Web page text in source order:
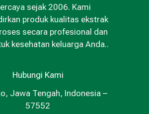
sejak 2006. Kami
produk kualitas ekstrak
secara profesional dan
kesehatan keluarga Anda..
Hubungi Kami
Jawa Tengah, Indonesia –
57552